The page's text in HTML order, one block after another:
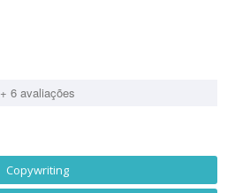
+ 6 avaliações
Copywriting